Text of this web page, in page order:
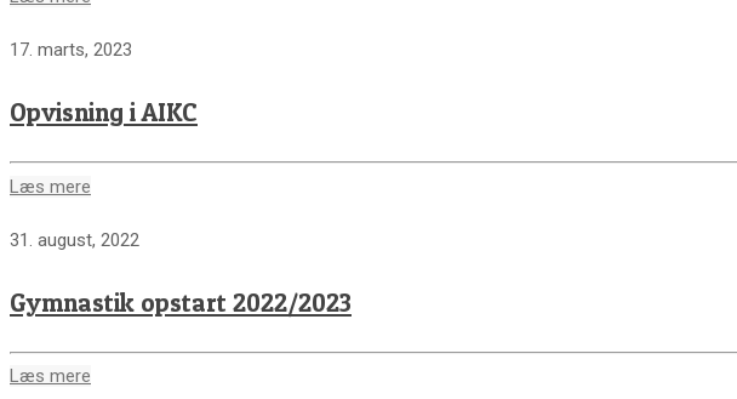
17. marts, 2023
Opvisning i AIKC
Læs mere
31. august, 2022
Gymnastik opstart 2022/2023
Læs mere